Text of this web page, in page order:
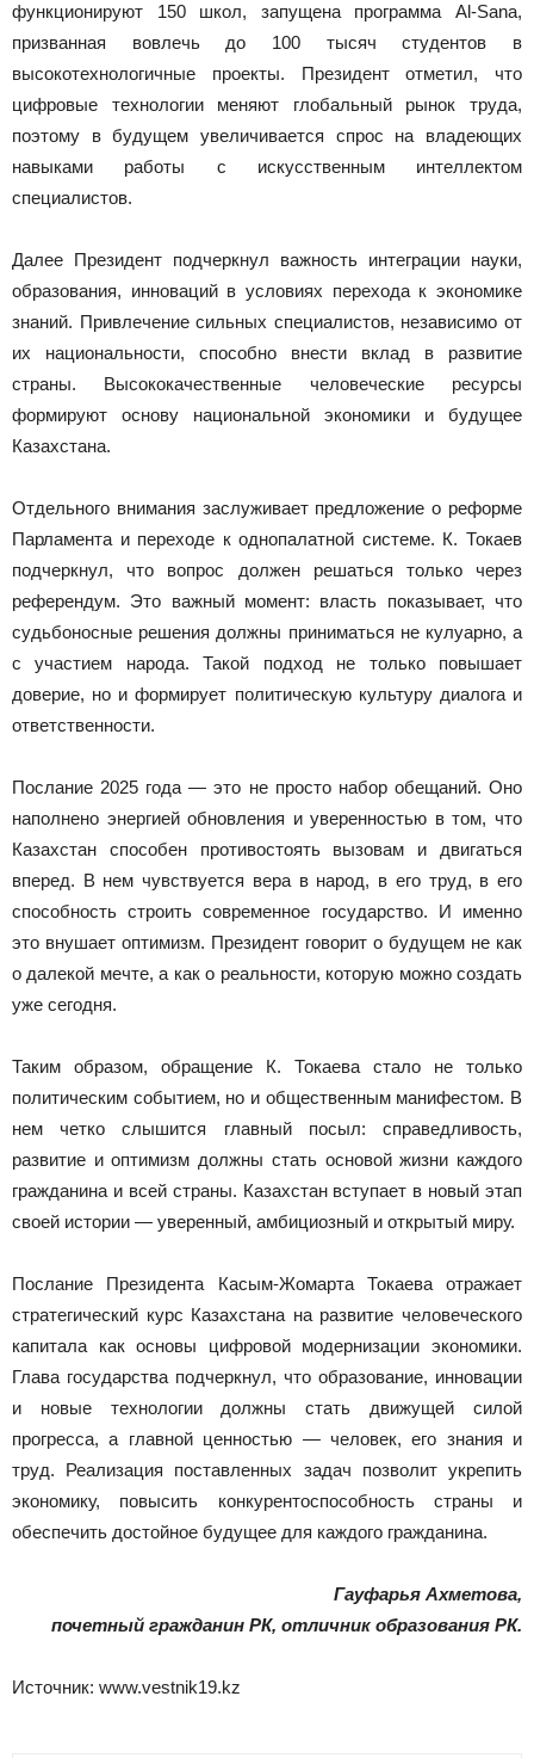
функционируют 150 школ, запущена программа Al-Sana,
призванная вовлечь до 100 тысяч студентов в
высокотехнологичные проекты. Президент отметил, что
цифровые технологии меняют глобальный рынок труда,
поэтому в будущем увеличивается спрос на владеющих
навыками работы с искусственным интеллектом
специалистов.
Далее Президент подчеркнул важность интеграции науки,
образования, инноваций в условиях перехода к экономике
знаний. Привлечение сильных специалистов, независимо от
их национальности, способно внести вклад в развитие
страны. Высококачественные человеческие ресурсы
формируют основу национальной экономики и будущее
Казахстана.
Отдельного внимания заслуживает предложение о реформе
Парламента и переходе к однопалатной системе. К. Токаев
подчеркнул, что вопрос должен решаться только через
референдум. Это важный момент: власть показывает, что
судьбоносные решения должны приниматься не кулуарно, а
с участием народа. Такой подход не только повышает
доверие, но и формирует политическую культуру диалога и
ответственности.
Послание 2025 года — это не просто набор обещаний. Оно
наполнено энергией обновления и уверенностью в том, что
Казахстан способен противостоять вызовам и двигаться
вперед. В нем чувствуется вера в народ, в его труд, в его
способность строить современное государство. И именно
это внушает оптимизм. Президент говорит о будущем не как
о далекой мечте, а как о реальности, которую можно создать
уже сегодня.
Таким образом, обращение К. Токаева стало не только
политическим событием, но и общественным манифестом. В
нем четко слышится главный посыл: справедливость,
развитие и оптимизм должны стать основой жизни каждого
гражданина и всей страны. Казахстан вступает в новый этап
своей истории — уверенный, амбициозный и открытый миру.
Послание Президента Касым-Жомарта Токаева отражает
стратегический курс Казахстана на развитие человеческого
капитала как основы цифровой модернизации экономики.
Глава государства подчеркнул, что образование, инновации
и новые технологии должны стать движущей силой
прогресса, а главной ценностью — человек, его знания и
труд. Реализация поставленных задач позволит укрепить
экономику, повысить конкурентоспособность страны и
обеспечить достойное будущее для каждого гражданина.
Гауфарья Ахметова,
почетный гражданин РК, отличник образования РК.
Источник: www.vestnik19.kz